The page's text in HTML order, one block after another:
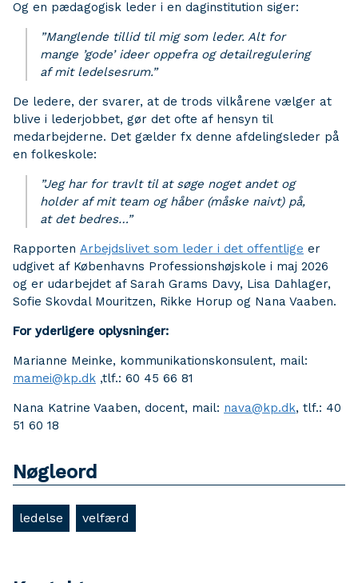
Og en pædagogisk leder i en daginstitution siger:
”Manglende tillid til mig som leder. Alt for
mange ’gode’ ideer oppefra og detailregulering
af mit ledelsesrum.”
De ledere, der svarer, at de trods vilkårene vælger at
blive i lederjobbet, gør det ofte af hensyn til
medarbejderne. Det gælder fx denne afdelingsleder på
en folkeskole:
”Jeg har for travlt til at søge noget andet og
holder af mit team og håber (måske naivt) på,
at det bedres…”
Rapporten Arbejdslivet som leder i det offentlige er
udgivet af Københavns Professionshøjskole i maj 2026
og er udarbejdet af Sarah Grams Davy, Lisa Dahlager,
Sofie Skovdal Mouritzen, Rikke Horup og Nana Vaaben.
For yderligere oplysninger:
Marianne Meinke, kommunikationskonsulent, mail:
mamei@kp.dk ,tlf.: 60 45 66 81
Nana Katrine Vaaben, docent, mail: nava@kp.dk, tlf.: 40
51 60 18
Nøgleord
ledelse velfærd